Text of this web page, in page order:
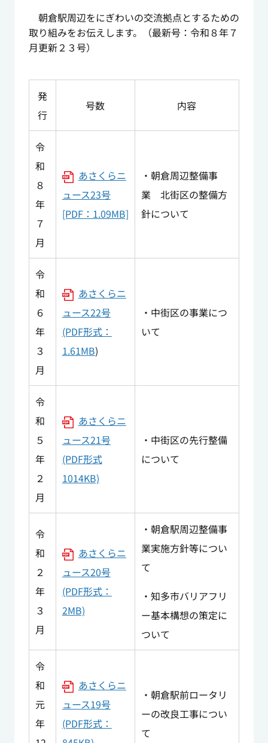
朝倉駅周辺をにぎわいの交流拠点とするための
取り組みをお伝えします。（最新号：令和８年７
月更新２３号）
発
行
号数 内容
令
和
８
年
７
月
あさくらニ
ュース23号
[PDF：1.09MB]
・朝倉周辺整備事
業 北街区の整備方
針について
令
和
６
年
３
月
あさくらニ
ュース22号
(PDF形式：
1.61MB)
・中街区の事業につ
いて
令
和
５
年
２
月
あさくらニ
ュース21号
(PDF形式
1014KB)
・中街区の先行整備
について
令
和
２
年
３
月
あさくらニ
ュース20号
(PDF形式：
2MB)
・朝倉駅周辺整備事
業実施方針等につい
て
・知多市バリアフリ
ー基本構想の策定に
ついて
令
和
元
年
あさくらニ
ュース19号
(PDF形式：
・朝倉駅前ロータリ
ーの改良工事につい
て